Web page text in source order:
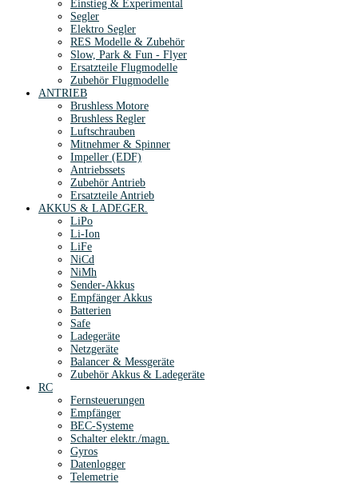
Einstieg & Experimental
Segler
Elektro Segler
RES Modelle & Zubehör
Slow, Park & Fun - Flyer
Ersatzteile Flugmodelle
Zubehör Flugmodelle
ANTRIEB
Brushless Motore
Brushless Regler
Luftschrauben
Mitnehmer & Spinner
Impeller (EDF)
Antriebssets
Zubehör Antrieb
Ersatzteile Antrieb
AKKUS & LADEGER.
LiPo
Li-Ion
LiFe
NiCd
NiMh
Sender-Akkus
Empfänger Akkus
Batterien
Safe
Ladegeräte
Netzgeräte
Balancer & Messgeräte
Zubehör Akkus & Ladegeräte
RC
Fernsteuerungen
Empfänger
BEC-Systeme
Schalter elektr./magn.
Gyros
Datenlogger
Telemetrie